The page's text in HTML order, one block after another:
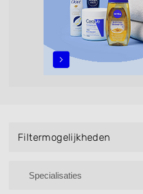
permanent, een bruidkapsel,
epileren,
een baard en pruiken. U kunt
filteren met behulp van de
Filtermogelijkheden